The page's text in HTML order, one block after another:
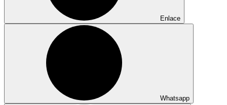
Enlace
Whatsapp